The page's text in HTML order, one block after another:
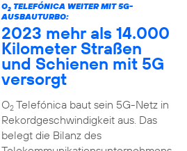
O2TELEFÓNICA WEITER MIT 5G-
AUSBAUTURBO:
2023 mehr als 14.000
Kilometer Straßen
und Schienen mit 5G
versorgt
O2Telefónica baut sein 5G-Netz in
Rekordgeschwindigkeit aus. Das
belegt die Bilanz des